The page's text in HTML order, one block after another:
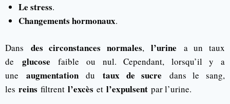
Le stress.
Changements hormonaux.
Dans des circonstances normales,l’urine a un taux
de glucose faible ou nul. Cependant, lorsqu’il y a
une augmentationdu taux de sucre dans le sang,
les reins filtrent l’excès et l’expulsent par l’urine.